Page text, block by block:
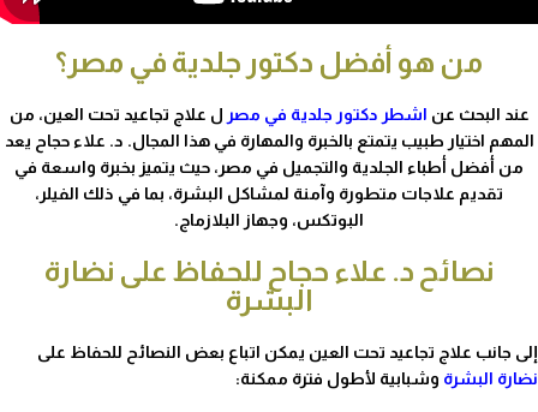
من هو أفضل دكتور جلدية في مصر؟
عند البحث عن اشطر دكتور جلدية في مصر ل علاج تجاعيد تحت العين، من
المهم اختيار طبيب يتمتع بالخبرة والمهارة في هذا المجال. د. علاء حجاح يعد
من أفضل أطباء الجلدية والتجميل في مصر، حيث يتميز بخبرة واسعة في
تقديم علاجات متطورة وآمنة لمشاكل البشرة، بما في ذلك الفيلر،
البوتكس، وجهاز البلازماج.
نصائح د. علاء حجاح للحفاظ على نضارة
البشرة
إلى جانب علاج تجاعيد تحت العين يمكن اتباع بعض النصائح للحفاظ على
نضارة البشرة وشبابية لأطول فترة ممكنة: